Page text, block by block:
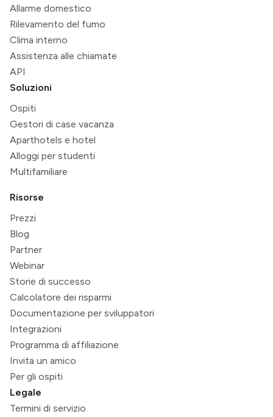
Allarme domestico
Rilevamento del fumo
Clima interno
Assistenza alle chiamate
API
Soluzioni
Ospiti
Gestori di case vacanza
Aparthotels e hotel
Alloggi per studenti
Multifamiliare
Risorse
Prezzi
Blog
Partner
Webinar
Storie di successo
Calcolatore dei risparmi
Documentazione per sviluppatori
Integrazioni
Programma di affiliazione
Invita un amico
Per gli ospiti
Legale
Termini di servizio